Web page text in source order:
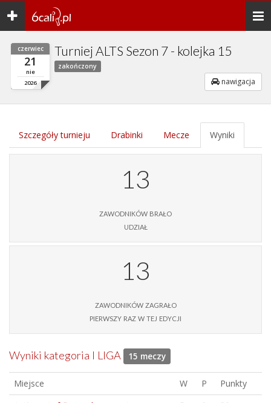
Toggle
navigation
czerwiec
21
nie
2026
Turniej ALTS Sezon 7 - kolejka 15
zakończony
nawigacja
Szczegóły turnieju Drabinki Mecze Wyniki
13
zawodników brało
udział
13
zawodników zagrało
pierwszy raz w tej edycji
Wyniki kategoria I LIGA 15 meczy
Miejsce W P
Punkty